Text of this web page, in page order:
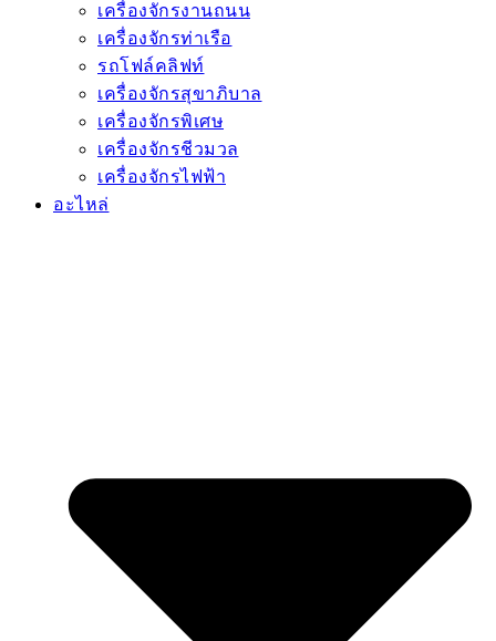
เครื่องจักรงานถนน
เครื่องจักรท่าเรือ
รถโฟล์คลิฟท์
เครื่องจักรสุขาภิบาล
เครื่องจักรพิเศษ
เครื่องจักรชีวมวล
เครื่องจักรไฟฟ้า
อะไหล่